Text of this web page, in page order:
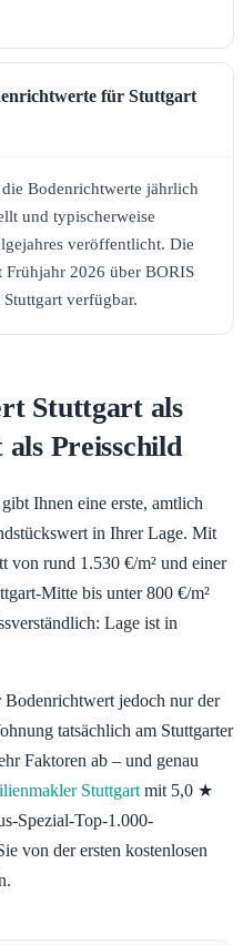
für Stuttgart
Bodenrichtwerte jährlich
und typischerweise
veröffentlicht. Die
Frühjahr 2026 über BORIS
verfügbar.
Stuttgart als
Preisschild
Ihnen eine erste, amtlich
in Ihrer Lage. Mit
von rund 1.530 €/m² und einer
Mitte bis unter 800 €/m²
Lage ist in
jedoch nur der
tatsächlich am Stuttgarter
Faktoren ab – und genau
Stuttgart mit 5,0 ★
Spezial-Top-1.000-
von der ersten kostenlosen